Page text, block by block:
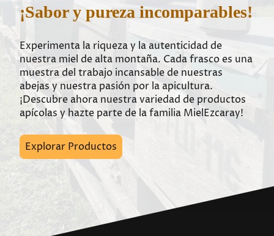
¡Sabor y pureza incomparables!
Experimenta la riqueza y la autenticidad de
nuestra miel de alta montaña. Cada frasco es una
muestra del trabajo incansable de nuestras
abejas y nuestra pasión por la apicultura.
¡Descubre ahora nuestra variedad de productos
apícolas y hazte parte de la familia MielEzcaray!
Explorar Productos